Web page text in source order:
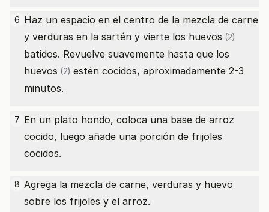
6 Haz un espacio en el centro de la mezcla de carne
y verduras en la sartén y vierte los huevos (2)
batidos. Revuelve suavemente hasta que los
huevos (2) estén cocidos, aproximadamente 2-3
minutos.
7 En un plato hondo, coloca una base de arroz
cocido, luego añade una porción de frijoles
cocidos.
8 Agrega la mezcla de carne, verduras y huevo
sobre los frijoles y el arroz.